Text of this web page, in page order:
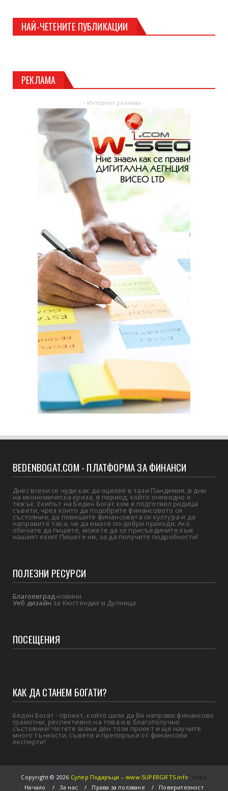
НАЙ-ЧЕТЕНИТЕ ПУБЛИКАЦИИ
РЕКЛАМА
- Интернет реклама -
BEDENBOGAT.COM - ПЛАТФОРМА ЗА ФИНАНСИ
Днес всеки се чуди как да оцелее в тази Пандемия, в дни
на икономическа криза, в период, който очевидно е
тежък. Екипът на Беден Богат ком е подготвил редица
съвети, чрез които да подобрите финансовото си
състояние, да повишите финансовата си култура и да
направите така, че да имате по-добри приходи. Ако
обичате да пишете, можете да се присъедините към
нашият екип! Пишете ни, за да получите подробности!
ПОЛЕЗНИ РЕСУРСИ
Благоевград новини
Уеб дизайнза Кюстендил и Дупница
ПОСЕЩЕНИЯ
КАК ДА СТАНЕМ БОГАТИ?
Беден Богат - проект, който цели да Ви направи финансово
грамотни, респективно на това и в благополучно
състояние! Четете всеки ден този проект и ще научите
много тънкости, съвети и препоръки от финансови
експерти!
Copyright © 2026 Супер Подаръци – www.SUPERGIFTS.info, Viseo
Начало
За нас Права за ползване Поверителност